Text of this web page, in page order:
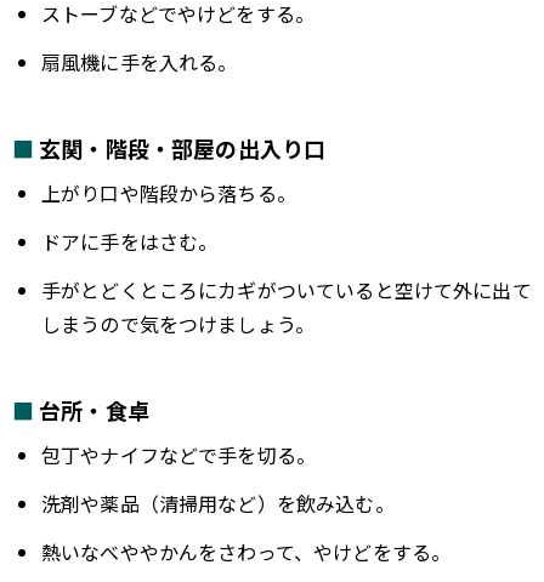
ストーブなどでやけどをする。
扇風機に手を入れる。
玄関・階段・部屋の出入り口
上がり口や階段から落ちる。
ドアに手をはさむ。
手がとどくところにカギがついていると空けて外に出て
しまうので気をつけましょう。
台所・食卓
包丁やナイフなどで手を切る。
洗剤や薬品（清掃用など）を飲み込む。
熱いなべややかんをさわって、やけどをする。